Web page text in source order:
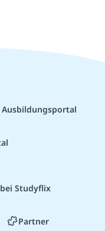
Ausbildungsportal
Studyflix
Partner